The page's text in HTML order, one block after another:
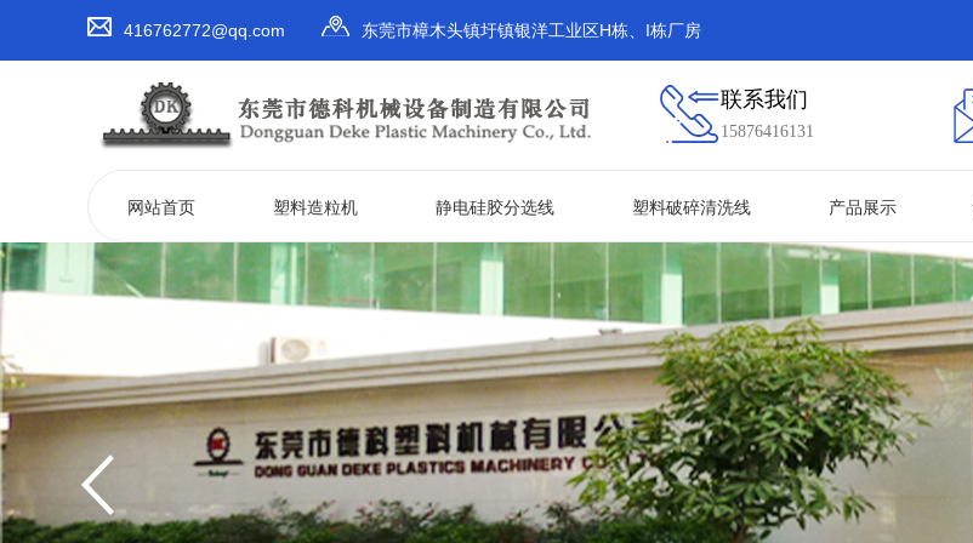
416762772@qq.com 东莞市樟木头镇圩镇银洋工业区H栋、I栋厂房
联系我们
15876416131
网站首页 塑料造粒机 静电硅胶分选线 塑料破碎清洗线 产品展示